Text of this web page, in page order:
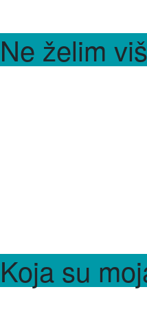
Ne želim
Koja su